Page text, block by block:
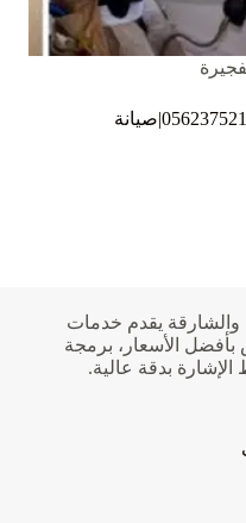
شركة صيانة عامة في الفجيرة |0562375211|صيانة
يقدم خدمات
الأسعار، برمجة
بدقة عالية.